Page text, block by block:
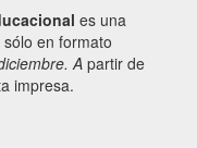
es una
en formato
A partir de
impresa.